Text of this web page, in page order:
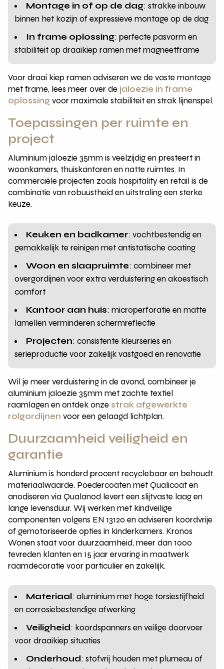
Montage in of op de dag: strakke inbouw
binnen het kozijn of expressieve montage op de dag
In frame oplossing: perfecte pasvorm en
stabiliteit op draaikiep ramen met magneetframe
Voor draai kiep ramen adviseren we de vaste montage
met frame, lees meer over de jaloezie in frame
oplossingvoor maximale stabiliteit en strak lijnenspel.
Toepassingen per ruimte en
project
Aluminium jaloezie 35mm is veelzijdig en presteert in
woonkamers, thuiskantoren en natte ruimtes. In
commerciële projecten zoals hospitality en retail is de
combinatie van robuustheid en uitstraling een sterke
keuze.
Keuken en badkamer: vochtbestendig en
gemakkelijk te reinigen met antistatische coating
Woon en slaapruimte: combineer met
overgordijnen voor extra verduistering en akoestisch
comfort
Kantoor aan huis: microperforatie en matte
lamellen verminderen schermreflectie
Projecten: consistente kleurseries en
serieproductie voor zakelijk vastgoed en renovatie
Wil je meer verduistering in de avond, combineer je
aluminium jaloezie 35mm met zachte textiel
raamlagen en ontdek onzestrak afgewerkte
rolgordijnen voor een gelaagd lichtplan.
Duurzaamheid veiligheid en
garantie
Aluminium is honderd procent recyclebaar en behoudt
materiaalwaarde. Poedercoaten met Qualicoat en
anodiseren via Qualanod levert een slijtvaste laag en
lange levensduur. Wij werken met kindveilige
componenten volgens EN 13120 en adviseren koordvrije
of gemotoriseerde opties in kinderkamers. Kronos
Wonen staat voor duurzaamheid, meer dan 1000
tevreden klanten en 15 jaar ervaring in maatwerk
raamdecoratie voor particulier en zakelijk.
Materiaal: aluminium met hoge torsiestijfheid
en corrosiebestendige afwerking
Veiligheid: koordspanners en veilige doorvoer
voor draaikiep situaties
Onderhoud: stofvrij houden met plumeau of